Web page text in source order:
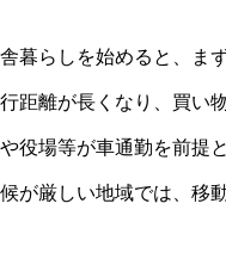
暮らしを始めると、ま
距離が長くなり、買い
役場等が車通勤を前提
が厳しい地域では、移